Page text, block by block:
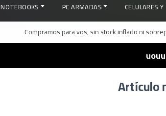
NOTEBOOKS PC ARMADAS CELULARES
Compramos para vos, sin stock inflado ni
Artículo